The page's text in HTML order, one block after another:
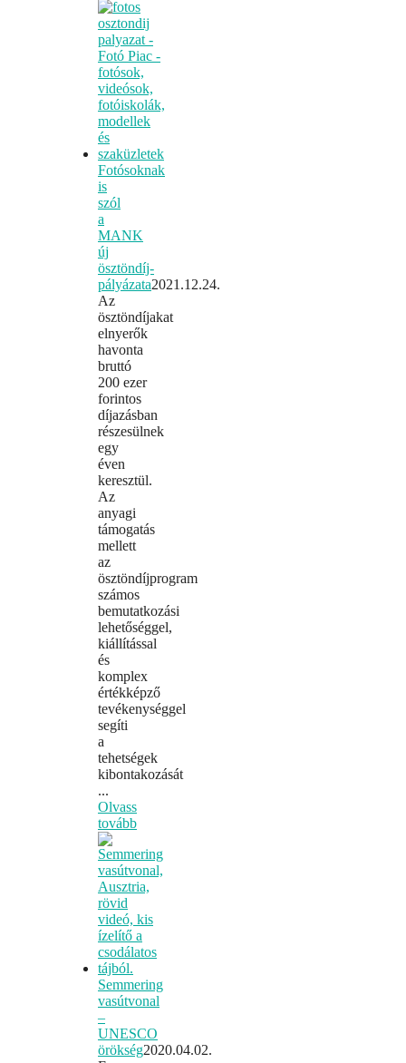
Fotósoknak
is
szól
a
MANK
új
ösztöndíj-
pályázata2021.12.24.
Az
ösztöndíjakat
elnyerők
havonta
bruttó
200 ezer
forintos
díjazásban
részesülnek
egy
éven
keresztül.
Az
anyagi
támogatás
mellett
az
ösztöndíjprogram
számos
bemutatkozási
lehetőséggel,
kiállítással
és
komplex
értékképző
tevékenységgel
segíti
a
tehetségek
kibontakozását
...
Olvass
tovább
Semmering
vasútvonal
–
UNESCO
örökség2020.04.02.